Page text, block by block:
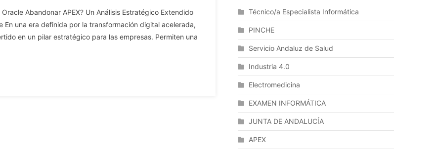
Oracle
Abandonar
APEX?
Abandonar APEX? Un Análisis Estratégico Extendido
una era definida por la transformación digital acelerada,
en un pilar estratégico para las empresas. Permiten una
Técnico/a Especialista Informática
PINCHE
Servicio Andaluz de Salud
Industria 4.0
Electromedicina
EXAMEN INFORMÁTICA
JUNTA DE ANDALUCÍA
APEX